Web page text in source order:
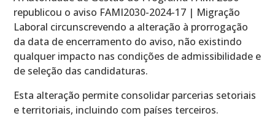
republicou o aviso FAMI2030-2024-17 | Migração
Laboral circunscrevendo a alteração à prorrogação
da data de encerramento do aviso, não existindo
qualquer impacto nas condições de admissibilidade e
de seleção das candidaturas.
Esta alteração permite consolidar parcerias setoriais
e territoriais, incluindo com países terceiros.